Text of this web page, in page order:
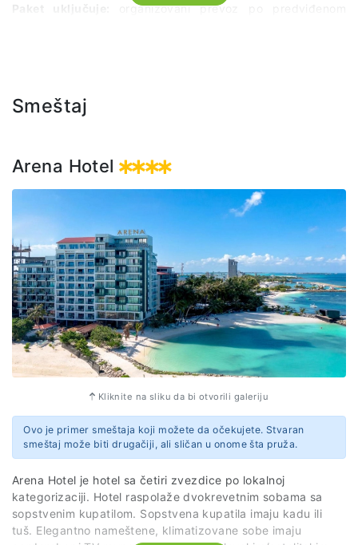
Paket uključuje:
organizovani prevoz po predviđenom
Smeštaj
Arena Hotel
Kliknite na sliku da bi otvorili galeriju
Ovo je primer smeštaja koji možete da očekujete. Stvaran
smeštaj može biti drugačiji, ali sličan u onome šta pruža.
Arena Hotel je hotel sa četiri zvezdice po lokalnoj
kategorizaciji. Hotel raspolaže dvokrevetnim sobama sa
sopstvenim kupatilom. Sopstvena kupatila imaju kadu ili
tuš. Elegantno nameštene, klimatizovane sobe imaju